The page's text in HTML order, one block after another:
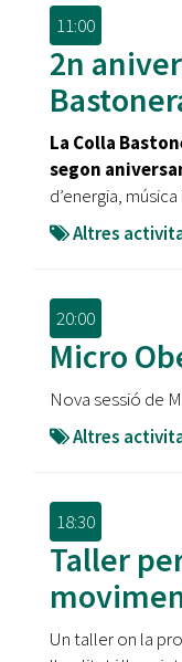
11:00
2n
La Colla
segon
d’energia,
Altres
20:00
Micro
Nova sessió de
Altres
18:30
Taller
Un taller on la